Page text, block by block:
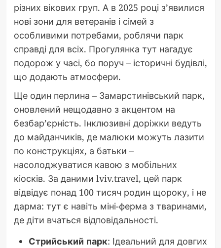
різних вікових груп. А в 2025 році з’явилися
нові зони для ветеранів і сімей з
особливими потребами, роблячи парк
справді для всіх. Прогулянка тут нагадує
подорож у часі, бо поруч – історичні будівлі,
що додають атмосфери.
Ще один перлина – Замарстинівський парк,
оновлений нещодавно з акцентом на
безбар’єрність. Інклюзивні доріжки ведуть
до майданчиків, де малюки можуть лазити
по конструкціях, а батьки –
насолоджуватися кавою з мобільних
кіосків. За даними lviv.travel, цей парк
відвідує понад 100 тисяч родин щороку, і не
дарма: тут є навіть міні-ферма з тваринами,
де діти вчаться відповідальності.
Стрийський парк: Ідеальний для довгих